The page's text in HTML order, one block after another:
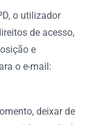
o utilizador
de acesso,
e
o e-mail:
deixar de